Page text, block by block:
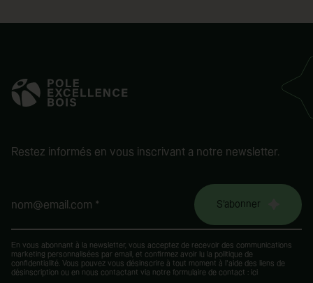
Restez informés en vous inscrivant a notre newsletter.
nom@email.com * S'abonner
En vous abonnant à la newsletter, vous acceptez de recevoir des communications
marketing personnalisées par email, et confirmez avoir lu la politique de
confidentialité . Vous pouvez vous désinscrire à tout moment à l’aide des liens de
désinscription ou en nous contactant via notre formulaire de contact : ici